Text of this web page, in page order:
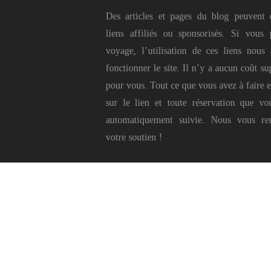
Des articles et pages du blog peuvent
liens affiliés ou sponsorisés. Si vous
voyage, l’utilisation de ces liens nous
fonctionner le site. Il n’y a aucun coût
pour vous. Tout ce que vous avez à faire
sur le lien et toute réservation que
automatiquement suivie. Nous vous
votre soutien !